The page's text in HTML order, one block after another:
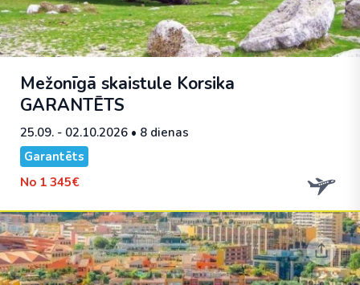
Mežonīgā skaistule Korsika
GARANTĒTS
25.09. - 02.10.2026 • 8 dienas
Garantēts
No 1 345€